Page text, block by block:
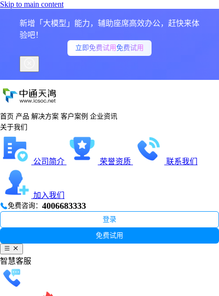
Skip to main content
新增「大模型」能力，辅助座席高效办公，赶快来体
验吧！
立即免费试用免费试用
首页 产品 解决方案 客户案例 企业资讯
关于我们
公司简介 荣誉资质 联系我们
加入我们
免费咨询： 4006683333
登录
免费试用
智慧客服